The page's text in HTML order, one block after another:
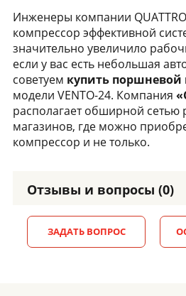
Инженеры компании QUATTRO
компрессор эффективной
значительно увеличило
если у вас есть небольшая
советуем купить поршневой
модели VENTO-24. Компания
располагает обширной сетью
магазинов, где можно
компрессор и не только.
Отзывы и вопросы (0)
ЗАДАТЬ ВОПРОС